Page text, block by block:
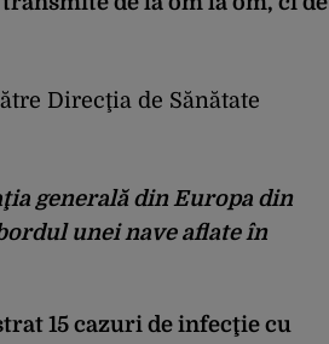
Direcţia de Sănătate
generală din Europa din
unei nave aflate în
15 cazuri de infecţie cu